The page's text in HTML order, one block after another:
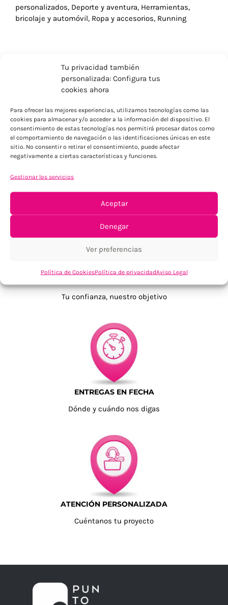
Tu privacidad también
personalizada: Configura tus
cookies ahora
Para ofrecer las mejores experiencias, utilizamos tecnologías como las
cookies para almacenar y/o acceder a la información del dispositivo. El
consentimiento de estas tecnologías nos permitirá procesar datos como
el comportamiento de navegación o las identificaciones únicas en este
sitio. No consentir o retirar el consentimiento, puede afectar
negativamente a ciertas características y funciones.
Gestionar los servicios
Aceptar
Denegar
Ver preferencias
Política de CookiesPolítica de privacidadAviso Legal
personalizados, Deporte y aventura, Herramientas,
bricolaje y automóvil, Ropa y accesorios, Running
Tu confianza, nuestro objetivo
ENTREGAS EN FECHA
Dónde y cuándo nos digas
ATENCIÓN PERSONALIZADA
Cuéntanos tu proyecto